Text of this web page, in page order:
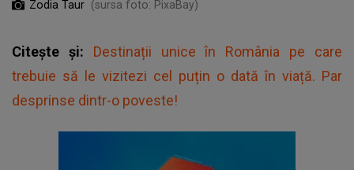
Zodia Taur (sursa foto: PixaBay)
Citește și: Destinații unice în România pe care
trebuie să le vizitezi cel puțin o dată în viață. Par
desprinse dintr-o poveste!